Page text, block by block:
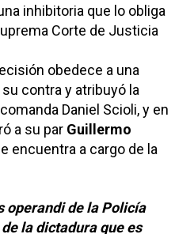
inhibitoria que lo obliga
Corte de Justicia
obedece a una
su contra y atribuyó la
Daniel Scioli, y en
a su par Guillermo
encuentra a cargo de la
operandi de la Policía
la dictadura que es